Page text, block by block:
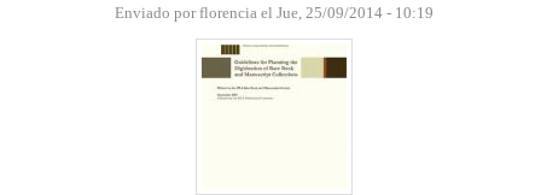
Enviado porflorencia el Jue, 25/09/2014 - 10:19